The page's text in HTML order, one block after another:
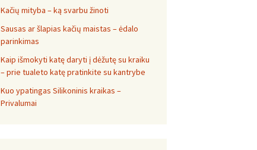
Kačių mityba – ką svarbu žinoti
Sausas ar šlapias kačių maistas – ėdalo
parinkimas
Kaip išmokyti katę daryti į dėžutę su kraiku
– prie tualeto katę pratinkite su kantrybe
Kuo ypatingas Silikoninis kraikas –
Privalumai